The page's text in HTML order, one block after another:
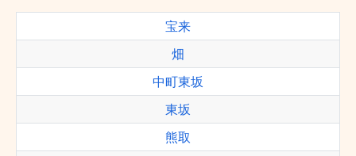
宝来
畑
中町東坂
東坂
熊取